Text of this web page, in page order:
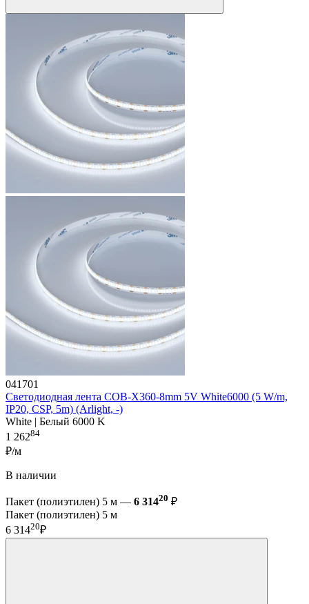
041701
Светодиодная лента COB-X360-8mm 5V White6000 (5 W/m,
IP20, CSP, 5m) (Arlight, -)
White | Белый 6000 K
1 26284
₽/м
В наличии
Пакет (полиэтилен) 5 м — 6 31420 ₽
Пакет (полиэтилен) 5 м
6 31420₽